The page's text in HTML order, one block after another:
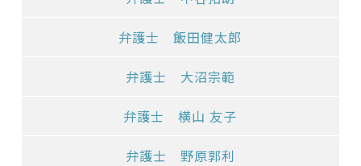
弁護士 飯田健太郎
弁護士 大沼宗範
弁護士 横山 友子
弁護士 野原郭利